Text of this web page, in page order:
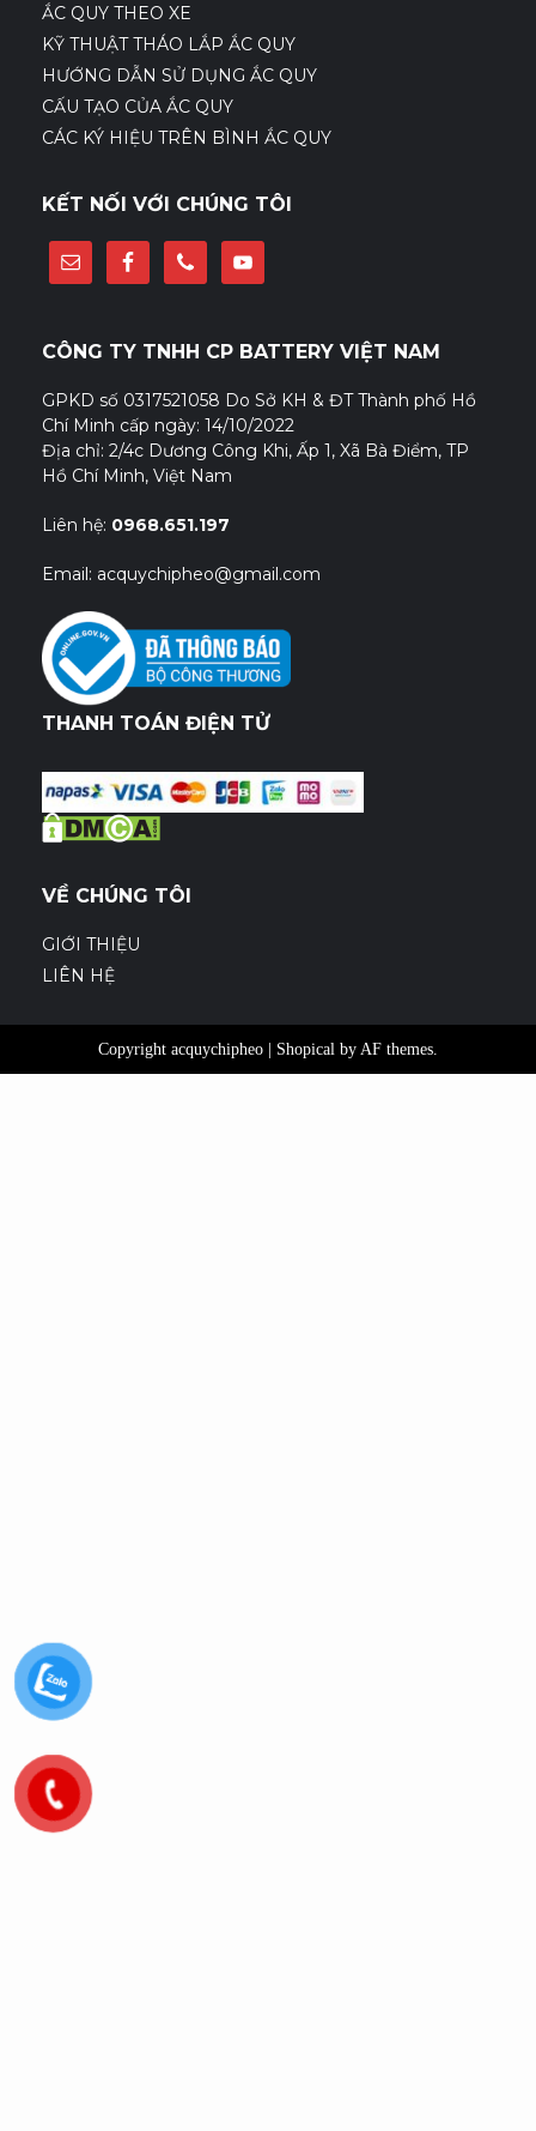
ẮC QUY THEO XE
KỸ THUẬT THÁO LẮP ẮC QUY
HƯỚNG DẪN SỬ DỤNG ẮC QUY
CẤU TẠO CỦA ẮC QUY
CÁC KÝ HIỆU TRÊN BÌNH ẮC QUY
KẾT NỐI VỚI CHÚNG TÔI
CÔNG TY TNHH CP BATTERY VIỆT NAM
GPKD số 0317521058 Do Sở KH & ĐT Thành phố Hồ
Chí Minh cấp ngày: 14/10/2022
Địa chỉ: 2/4c Dương Công Khi, Ấp 1, Xã Bà Điểm, TP
Hồ Chí Minh, Việt Nam
Liên hệ: 0968.651.197
Email: acquychipheo@gmail.com
THANH TOÁN ĐIỆN TỬ
VỀ CHÚNG TÔI
GIỚI THIỆU
LIÊN HỆ
Copyright acquychipheo | Shopical by AF themes.